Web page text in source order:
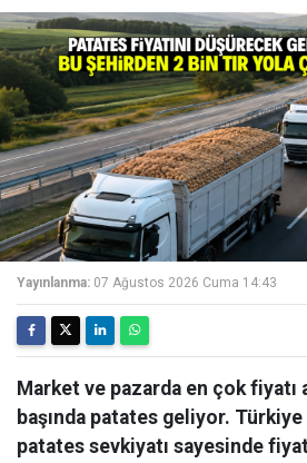
Yayınlanma: 07 Ağustos 2026 Cuma 14:43
Market ve pazarda en çok
başında patates geliyor.
patates sevkiyatı sayesinde